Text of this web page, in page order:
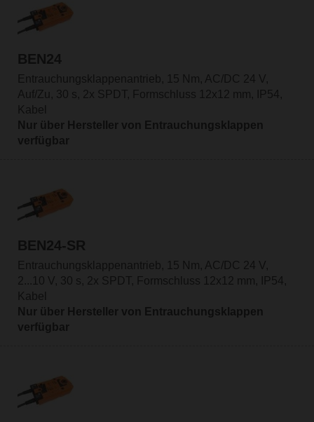
BEN24
Entrauchungsklappenantrieb, 15 Nm, AC/DC 24 V,
Auf/Zu, 30 s, 2x SPDT, Formschluss 12x12 mm, IP54,
Kabel
Nur über Hersteller von Entrauchungsklappen
verfügbar
BEN24-SR
Entrauchungsklappenantrieb, 15 Nm, AC/DC 24 V,
2...10 V, 30 s, 2x SPDT, Formschluss 12x12 mm, IP54,
Kabel
Nur über Hersteller von Entrauchungsklappen
verfügbar